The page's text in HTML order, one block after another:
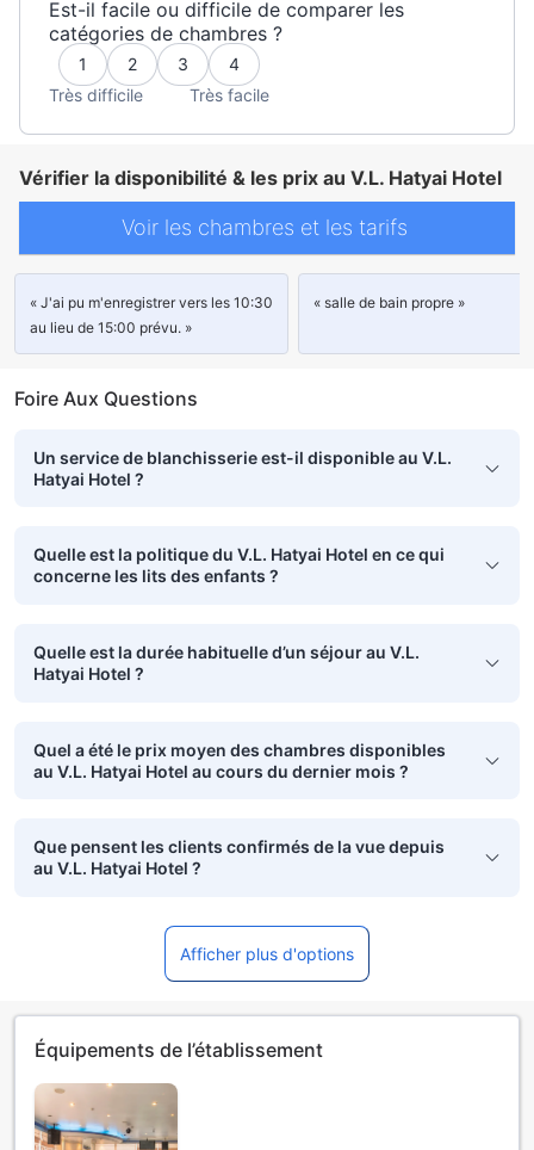
Est-il facile ou difficile de comparer les
catégories de chambres ?
1 2 3
4
Très difficile
Très facile
Vérifier la disponibilité & les prix au V.L. Hatyai Hotel
Voir les chambres et les tarifs
« J'ai pu m'enregistrer vers les 10:30
au lieu de 15:00 prévu. »
« salle de bain propre »
Foire Aux Questions
Un service de blanchisserie est-il disponible au V.L.
Hatyai Hotel ?
Quelle est la politique du V.L. Hatyai Hotel en ce qui
concerne les lits des enfants ?
Quelle est la durée habituelle d’un séjour au V.L.
Hatyai Hotel ?
Quel a été le prix moyen des chambres disponibles
au V.L. Hatyai Hotel au cours du dernier mois ?
Que pensent les clients confirmés de la vue depuis
au V.L. Hatyai Hotel ?
Afficher plus d'options
Équipements de l’établissement